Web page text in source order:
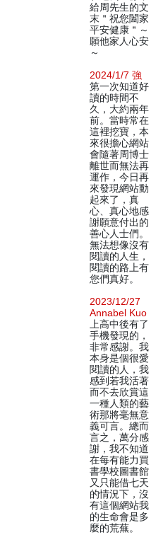
給周先生的文
末＂祝您闔家
平安健康＂～
願他家人心安
～
2024/1/7 強
第一次知道好
讀的時間不
久，大約兩年
前。當時常在
這裡挖寶，本
來很擔心網站
會隨著周博士
離世而無法再
運作，今日再
來發現網站動
起來了，真
心、真心地感
謝願意付出的
善心人士們。
無法想像沒有
閱讀的人生，
閱讀的路上有
您們真好。
2023/12/27
Annabel Kuo
上高中後有了
手機發現的，
非常感謝。我
本身是個很愛
閱讀的人，我
感到若我活著
而不去欣賞這
一種人類的藝
術那將毫無意
義可言。總而
言之，萬分感
謝，我不知道
在每有能力買
書學校圖書館
又只能借七天
的情況下，沒
有這個網站我
的生命會是多
麼的荒蕪。